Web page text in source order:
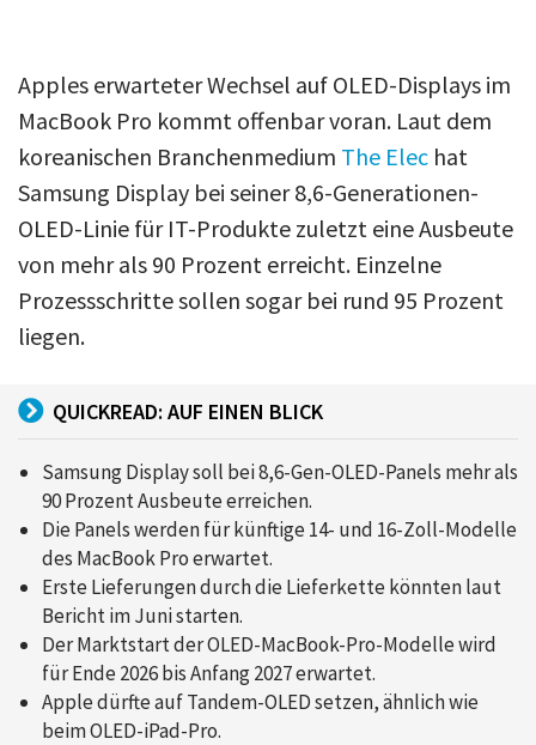
Apples erwarteter Wechsel auf OLED-Displays im
MacBook Pro kommt offenbar voran. Laut dem
koreanischen Branchenmedium The Elec hat
Samsung Display bei seiner 8,6-Generationen-
OLED-Linie für IT-Produkte zuletzt eine Ausbeute
von mehr als 90 Prozent erreicht. Einzelne
Prozessschritte sollen sogar bei rund 95 Prozent
liegen.
QUICKREAD: AUF EINEN BLICK
Samsung Display soll bei 8,6-Gen-OLED-Panels mehr als
90 Prozent Ausbeute erreichen.
Die Panels werden für künftige 14- und 16-Zoll-Modelle
des MacBook Pro erwartet.
Erste Lieferungen durch die Lieferkette könnten laut
Bericht im Juni starten.
Der Marktstart der OLED-MacBook-Pro-Modelle wird
für Ende 2026 bis Anfang 2027 erwartet.
Apple dürfte auf Tandem-OLED setzen, ähnlich wie
beim OLED-iPad-Pro.